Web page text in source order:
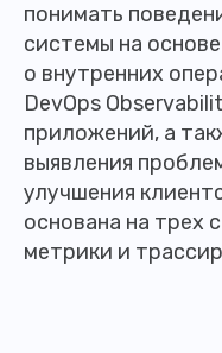
понимать
системы на
о внутренних
DevOps
приложений, а
выявления
улучшения
основана на трех
метрики и